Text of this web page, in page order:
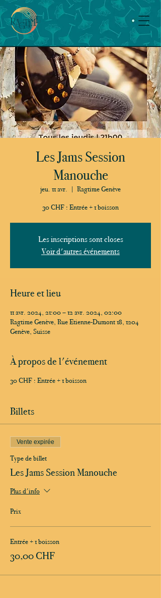
Les Jams Session
Manouche
jeu. 11 avr.
  |
Ragtime Genève
30 CHF : Entrée + 1 boisson
Les inscriptions sont closes
Voir d'autres événements
Heure et lieu
11 avr. 2024, 21:00 – 12 avr. 2024, 02:00
Ragtime Genève, Rue Etienne-Dumont 18, 1204
Genève, Suisse
À propos de l'événement
30 CHF : Entrée + 1 boisson
Billets
Vente expirée
Type de billet
Les Jams Session Manouche
Plus d'info
Prix
Entrée + 1 boisson
30,00 CHF